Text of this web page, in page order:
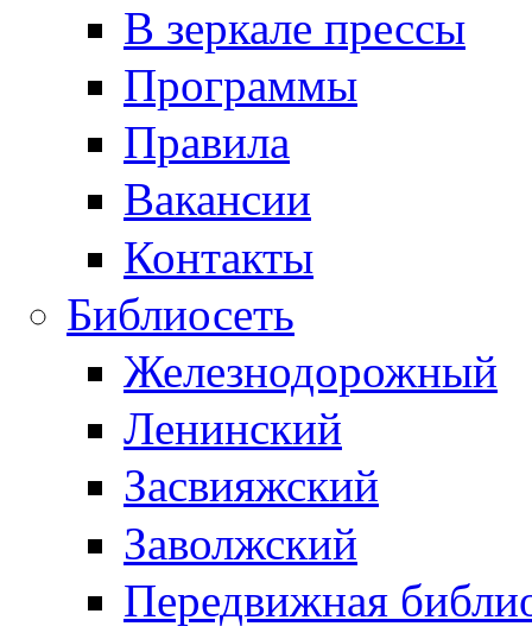
В зеркале прессы
Программы
Правила
Вакансии
Контакты
Библиосеть
Железнодорожный
Ленинский
Засвияжский
Заволжский
Передвижная